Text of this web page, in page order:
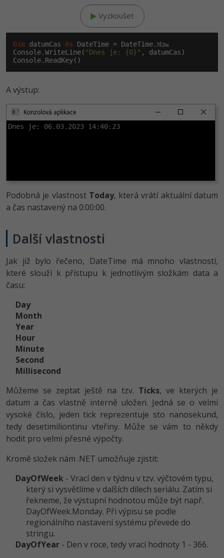
Vyzkoušet
Klikni pro editaci
Dim datumCas As DateTime = DateTime.Now
Console.WriteLine( "Dnes je: {0}" , datumCas)
A výstup:
Konzolová aplikace
Dnes je: 06.03.2023 14:40:23
Podobná je vlastnost Today, která vrátí aktuální datum
a čas nastavený na 0:00:00.
Další vlastnosti
Jak již bylo řečeno, DateTime má mnoho vlastností,
které slouží k přístupu k jednotlivým složkám data a
času:
Day
Month
Year
Hour
Minute
Second
Millisecond
Můžeme se zeptat ještě na tzv. Ticks, ve kterých je
datum a čas vlastně interně uložen. Jedná se o velmi
vysoké číslo, jeden tick reprezentuje sto nanosekund,
tedy desetimiliontinu vteřiny. Může se vám to někdy
hodit pro velmi přesné výpočty.
Kromě složek nám .NET umožňuje zjistit:
DayOfWeek - Vrací den v týdnu v tzv. výčtovém typu,
který si vysvětlíme v dalších dílech seriálu. Zatím si
řekneme, že výstupní hodnotou může být např.
DayOfWeek.Monday. Při výpisu se podle
regionálního nastavení systému převede do
stringu.
DayOfYear - Den v roce, tedy vrací hodnoty 1 - 366.